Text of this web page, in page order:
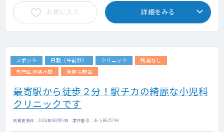
お気に入り 詳細をみる
スポット 日勤（午前診） クリニック
残業なし
専門医資格不問
綺麗な施設
最寄駅から徒歩２分！駅チカの綺麗な小児科
クリニックです
掲載更新日 : 2026年08月03日 案件番号 : 26-SR625748